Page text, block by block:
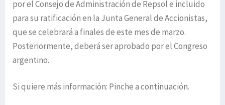
por el Consejo de Administración de Repsol e incluido
para su ratificación en la Junta General de Accionistas,
que se celebrará a finales de este mes de marzo.
Posteriormente, deberá ser aprobado por el Congreso
argentino.
Si quiere más información: Pinche a continuación.